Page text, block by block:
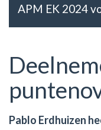
APM EK 2024
Pablo Erdhuizen